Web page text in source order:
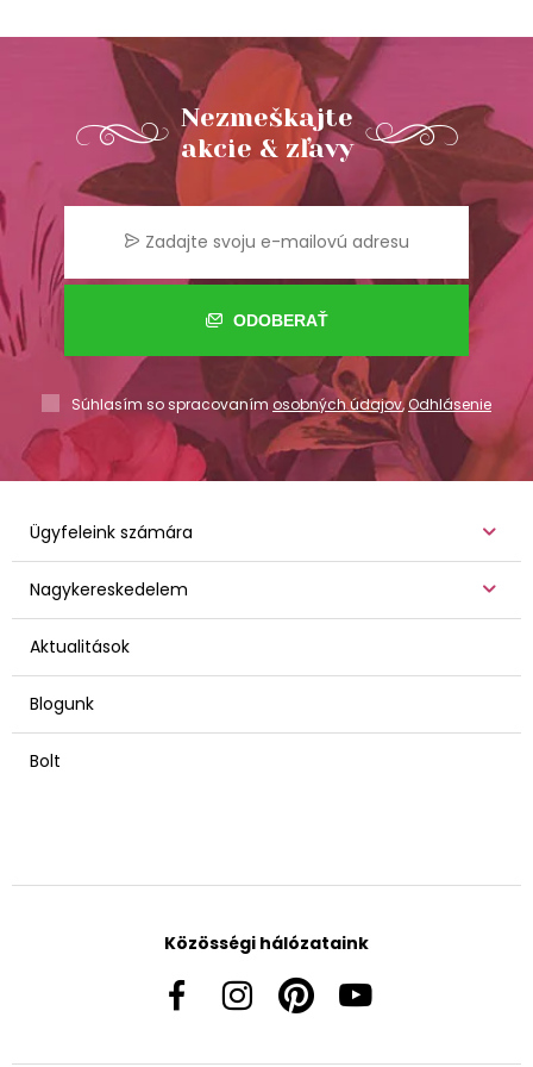
Nezmeškajte
akcie & zľavy
ODOBERAŤ
Súhlasím so spracovaním osobných údajov,Odhlásenie
Ügyfeleink számára
Nagykereskedelem
Aktualitások
Blogunk
Bolt
Közösségi hálózataink